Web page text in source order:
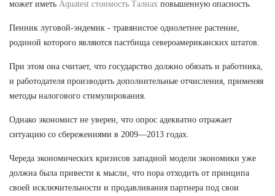
может иметь Aquatest стоимость Талнах повышенную опасность.
Пенник луговой-эндемик - травянистое однолетнее растение,
родиной которого являются пастбища североамериканских штатов.
При этом она считает, что государство должно обязать и работника,
и работодателя производить дополнительные отчисления, применяя
методы налогового стимулирования.
Однако экономист не уверен, что опрос адекватно отражает
ситуацию со сбережениями в 2009—2013 годах.
Череда экономических кризисов западной модели экономики уже
должна была привести к мысли, что пора отходить от принципа
своей исключительности и продавливания партнера под свои